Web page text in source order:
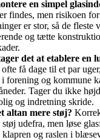
en simpel
findes, men risikoen
er stor, så de fleste
og tætte
det at etablere en
få dage til et par
i forening og kommune
Tager du ikke
og indretning skride.
altan mere støj?
udefra, men løse
klapren og raslen i